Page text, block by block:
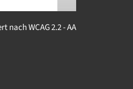
nach WCAG 2.2 - AA